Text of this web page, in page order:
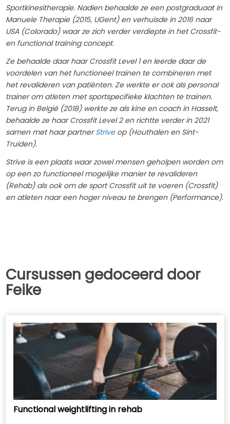
Sportkinesitherapie. Nadien behaalde ze een postgraduaat in
Manuele Therapie (2015, UGent) en verhuisde in 2016 naar
USA (Colorado) waar ze zich verder verdiepte in het Crossfit-
en functional training concept.
Ze behaalde daar haar Crossfit Level 1 en leerde daar de
voordelen van het functioneel trainen te combineren met
het revalideren van patiënten. Ze werkte er ook als personal
trainer om atleten met sportspecifieke klachten te trainen.
Terug in België (2018) werkte ze als kine en coach in Hasselt,
behaalde ze haar Crossfit Level 2 en richtte verder in 2021
samen met haar partnerStrive op (Houthalen en Sint-
Truiden).
Strive is een plaats waar zowel mensen geholpen worden om
op een zo functioneel mogelijke manier te revalideren
(Rehab) als ook om de sport Crossfit uit te voeren (Crossfit)
en atleten naar een hoger niveau te brengen (Performance).
Cursussen gedoceerd door
Feike
Functional weightlifting in rehab